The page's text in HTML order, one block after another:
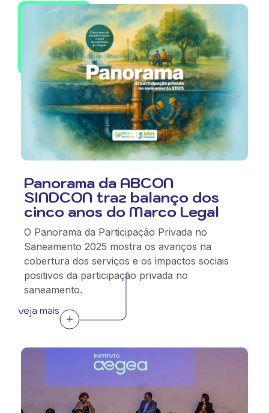
Panorama da ABCON
SINDCON traz balanço dos
cinco anos do Marco Legal
O Panorama da Participação Privada no
Saneamento 2025 mostra os avanços na
cobertura dos serviços e os impactos sociais
positivos da participação privada no
saneamento.
veja mais